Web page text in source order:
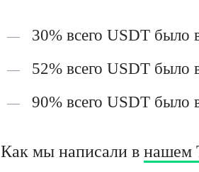
30% всего USDT было
52% всего USDT было
90% всего USDT
Как мы написали в нашем